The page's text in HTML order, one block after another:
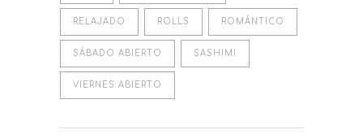
RELAJADO ROLLS ROMÁNTICO
SÁBADO ABIERTO SASHIMI
VIERNES ABIERTO